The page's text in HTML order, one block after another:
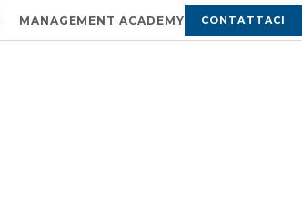
MANAGEMENT ACADEMY CONTATTACI